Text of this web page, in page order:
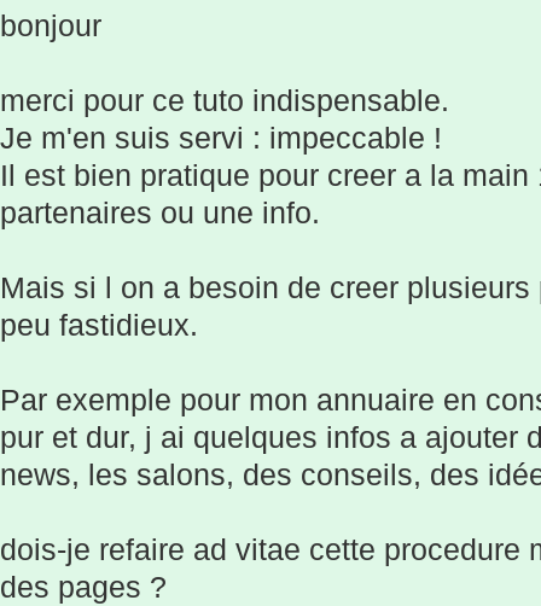
bonjour
merci pour ce tuto indispensable.
Je m'en suis servi : impeccable !
Il est bien pratique pour creer a la
partenaires ou une info.
Mais si l on a besoin de creer
peu fastidieux.
Par exemple pour mon annuaire en
pur et dur, j ai quelques infos a ajouter
news, les salons, des conseils, des
dois-je refaire ad vitae cette procedure
des pages ?